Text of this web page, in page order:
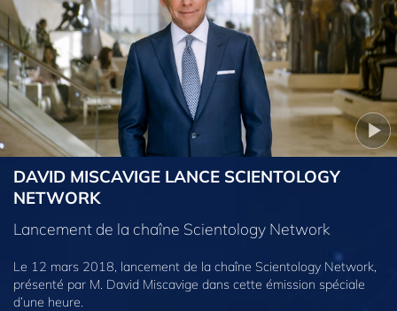
DAVID MISCAVIGE LANCE SCIENTOLOGY
NETWORK
Lancement de la chaîne Scientology Network
Le 12 mars 2018, lancement de la chaîne Scientology Network,
présenté par M. David Miscavige dans cette émission spéciale
d’une heure.